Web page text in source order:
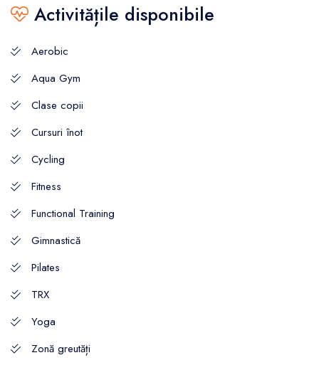
Activitățile disponibile
Aerobic
Aqua Gym
Clase copii
Cursuri înot
Cycling
Fitness
Functional Training
Gimnastică
Pilates
TRX
Yoga
Zonă greutăți